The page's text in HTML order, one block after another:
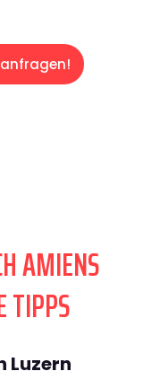
AMIENS
TIPPS
Luzern